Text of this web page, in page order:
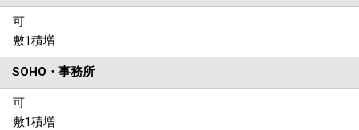
可
敷1積増
SOHO・事務所
可
敷1積増